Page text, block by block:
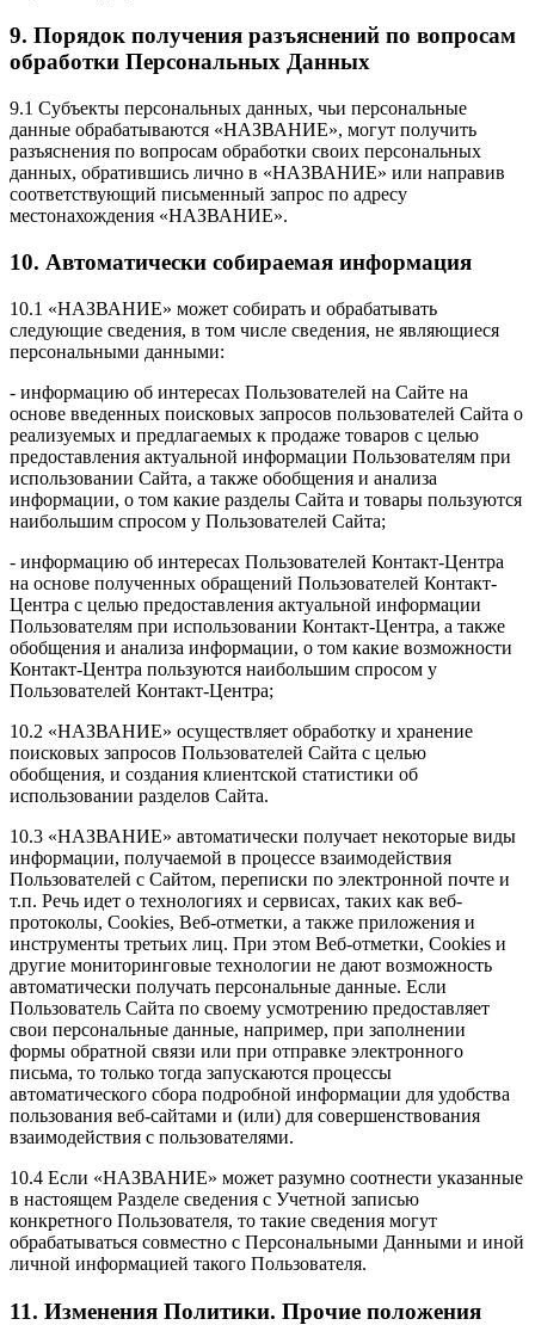
9. Порядок получения разъяснений по вопросам
обработки Персональных Данных
9.1 Субъекты персональных данных, чьи персональные
данные обрабатываются «НАЗВАНИЕ», могут получить
разъяснения по вопросам обработки своих персональных
данных, обратившись лично в «НАЗВАНИЕ» или направив
соответствующий письменный запрос по адресу
местонахождения «НАЗВАНИЕ».
10. Автоматически собираемая информация
10.1 «НАЗВАНИЕ» может собирать и обрабатывать
следующие сведения, в том числе сведения, не являющиеся
персональными данными:
- информацию об интересах Пользователей на Сайте на
основе введенных поисковых запросов пользователей Сайта о
реализуемых и предлагаемых к продаже товаров с целью
предоставления актуальной информации Пользователям при
использовании Сайта, а также обобщения и анализа
информации, о том какие разделы Сайта и товары пользуются
наибольшим спросом у Пользователей Сайта;
- информацию об интересах Пользователей Контакт-Центра
на основе полученных обращений Пользователей Контакт-
Центра с целью предоставления актуальной информации
Пользователям при использовании Контакт-Центра, а также
обобщения и анализа информации, о том какие возможности
Контакт-Центра пользуются наибольшим спросом у
Пользователей Контакт-Центра;
10.2 «НАЗВАНИЕ» осуществляет обработку и хранение
поисковых запросов Пользователей Сайта с целью
обобщения, и создания клиентской статистики об
использовании разделов Сайта.
10.3 «НАЗВАНИЕ» автоматически получает некоторые виды
информации, получаемой в процессе взаимодействия
Пользователей с Cайтом, переписки по электронной почте и
т.п. Речь идет о технологиях и сервисах, таких как веб-
протоколы, Cookies, Веб-отметки, а также приложения и
инструменты третьих лиц. При этом Веб-отметки, Cookies и
другие мониторинговые технологии не дают возможность
автоматически получать персональные данные. Если
Пользователь Сайта по своему усмотрению предоставляет
свои персональные данные, например, при заполнении
формы обратной связи или при отправке электронного
письма, то только тогда запускаются процессы
автоматического сбора подробной информации для удобства
пользования веб-сайтами и (или) для совершенствования
взаимодействия с пользователями.
10.4 Если «НАЗВАНИЕ» может разумно соотнести указанные
в настоящем Разделе сведения с Учетной записью
конкретного Пользователя, то такие сведения могут
обрабатываться совместно с Персональными Данными и иной
личной информацией такого Пользователя.
11. Изменения Политики. Прочие положения